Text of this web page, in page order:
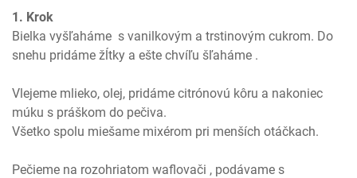
1. Krok
Bielka vyšľaháme  s vanilkovým a trstinovým cukrom. Do
snehu pridáme žĺtky a ešte chvíľu šľaháme .
Vlejeme mlieko, olej, pridáme citrónovú kôru a nakoniec
múku s práškom do pečiva.
Všetko spolu miešame mixérom pri menších otáčkach.
Pečieme na rozohriatom waflovači , podávame s